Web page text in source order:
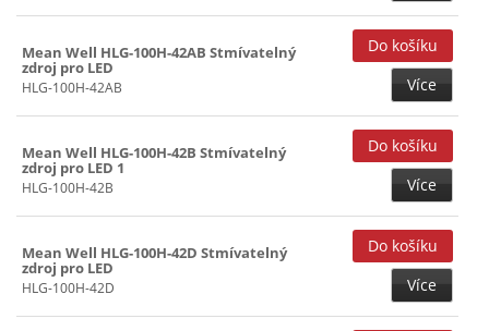
Mean Well HLG-100H-42AB Stmívatelný
zdroj pro LED
HLG-100H-42AB Více
Mean Well HLG-100H-42B Stmívatelný
zdroj pro LED 1
HLG-100H-42B Více
Mean Well HLG-100H-42D Stmívatelný
zdroj pro LED
HLG-100H-42D Více